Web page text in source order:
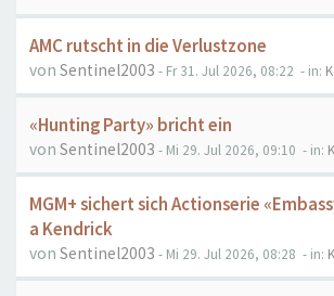
AMC rutscht in die Verlustzone
von Sentinel2003 - Fr 31. Jul 2026, 08:22 - in:
«Hunting Party» bricht ein
von Sentinel2003 - Mi 29. Jul 2026, 09:10 - in:
MGM+ sichert sich Actionserie
a Kendrick
von Sentinel2003 - Mi 29. Jul 2026, 08:28 - in: